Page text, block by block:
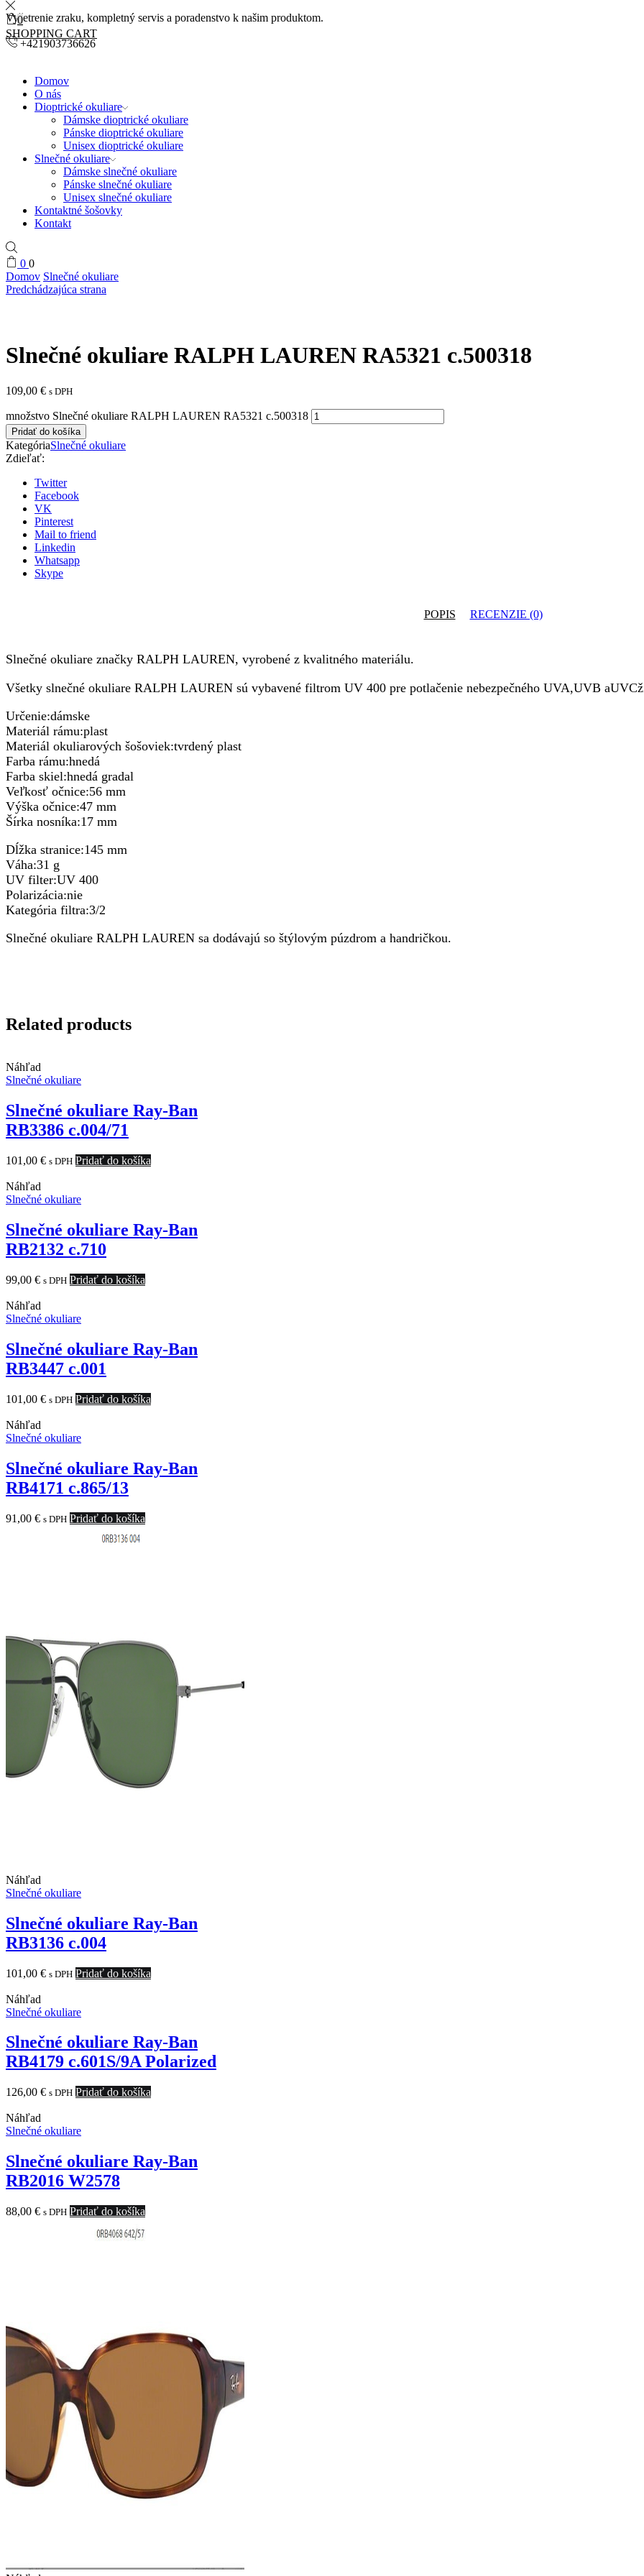
Vyšetrenie zraku, kompletný servis a poradenstvo k našim produktom.
+421903736626
Domov
O nás
Dioptrické okuliare
Dámske dioptrické okuliare
Pánske dioptrické okuliare
Unisex dioptrické okuliare
Slnečné okuliare
Dámske slnečné okuliare
Pánske slnečné okuliare
Unisex slnečné okuliare
Kontaktné šošovky
Kontakt
0 0
0
SHOPPING CART
Domov Slnečné okuliare
Predchádzajúca strana
Slnečné okuliare RALPH LAUREN RA5321 c.500318
109,00 € s DPH
množstvo Slnečné okuliare RALPH LAUREN RA5321 c.500318
Pridať do košíka
KategóriaSlnečné okuliare
Zdieľať:
Twitter
Facebook
VK
Pinterest
Mail to friend
Linkedin
Whatsapp
Skype
POPIS RECENZIE (0)
Slnečné okuliare značky RALPH LAUREN, vyrobené z kvalitného materiálu.
Všetky slnečné okuliare RALPH LAUREN sú vybavené filtrom UV 400 pre potlačenie nebezpečného UVA,UVB
Určenie:dámske
Materiál rámu:plast
Materiál okuliarových šošoviek:tvrdený plast
Farba rámu:hnedá
Farba skiel:hnedá gradal
Veľkosť očnice:56 mm
Výška očnice:47 mm
Šírka nosníka:17 mm
Dĺžka stranice:145 mm
Váha:31 g
UV filter:UV 400
Polarizácia:nie
Kategória filtra:3/2
Slnečné okuliare RALPH LAUREN sa dodávajú so štýlovým púzdrom a handričkou.
Related products
Náhľad
Slnečné okuliare
Slnečné okuliare Ray-Ban
RB3386 c.004/71
101,00 € s DPH Pridať do košíka
Náhľad
Slnečné okuliare
Slnečné okuliare Ray-Ban
RB2132 c.710
99,00 € s DPH Pridať do košíka
Náhľad
Slnečné okuliare
Slnečné okuliare Ray-Ban
RB3447 c.001
101,00 € s DPH Pridať do košíka
Náhľad
Slnečné okuliare
Slnečné okuliare Ray-Ban
RB4171 c.865/13
91,00 € s DPH Pridať do košíka
Náhľad
Slnečné okuliare
Slnečné okuliare Ray-Ban
RB3136 c.004
101,00 € s DPH Pridať do košíka
Náhľad
Slnečné okuliare
Slnečné okuliare Ray-Ban
RB4179 c.601S/9A Polarized
126,00 € s DPH Pridať do košíka
Náhľad
Slnečné okuliare
Slnečné okuliare Ray-Ban
RB2016 W2578
88,00 € s DPH Pridať do košíka